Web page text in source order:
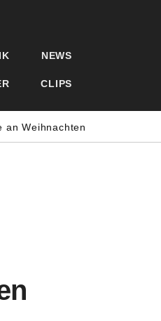
NEWS
CLIPS
an Weihnachten